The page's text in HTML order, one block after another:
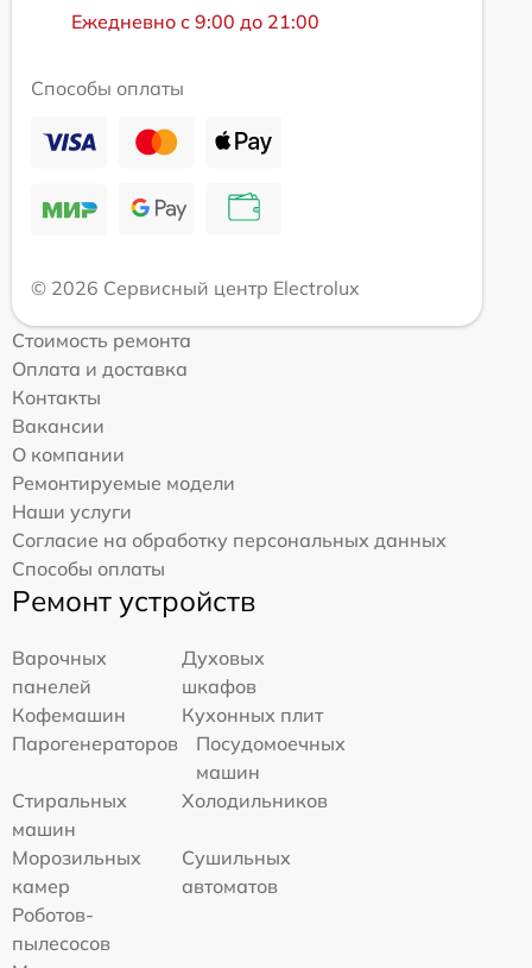
Ежедневно с 9:00 до 21:00
Способы оплаты
© 2026 Сервисный центр Electrolux
Стоимость ремонта
Оплата и доставка
Контакты
Вакансии
О компании
Ремонтируемые модели
Наши услуги
Согласие на обработку персональных данных
Способы оплаты
Ремонт устройств
Варочных
панелей
Духовых
шкафов
Кофемашин
Кухонных плит
Парогенераторов
Посудомоечных
машин
Стиральных
машин
Холодильников
Морозильных
камер
Сушильных
автоматов
Роботов-
пылесосов